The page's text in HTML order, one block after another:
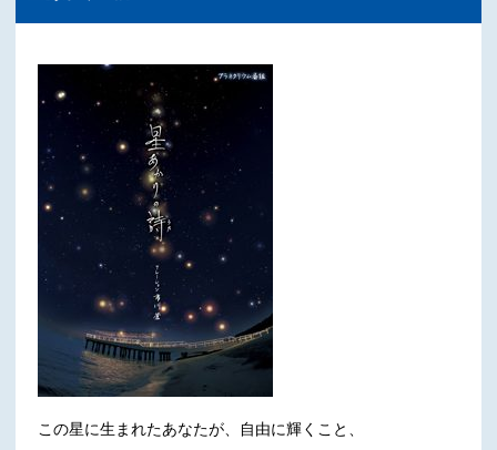
この星に生まれたあなたが、自由に輝くこと、